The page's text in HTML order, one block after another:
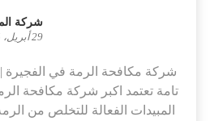
شركة
29 أبريل، 2025
تامة تعتمد اكبر شركة مكافحة
المبيدات الفعالة للتخلص من